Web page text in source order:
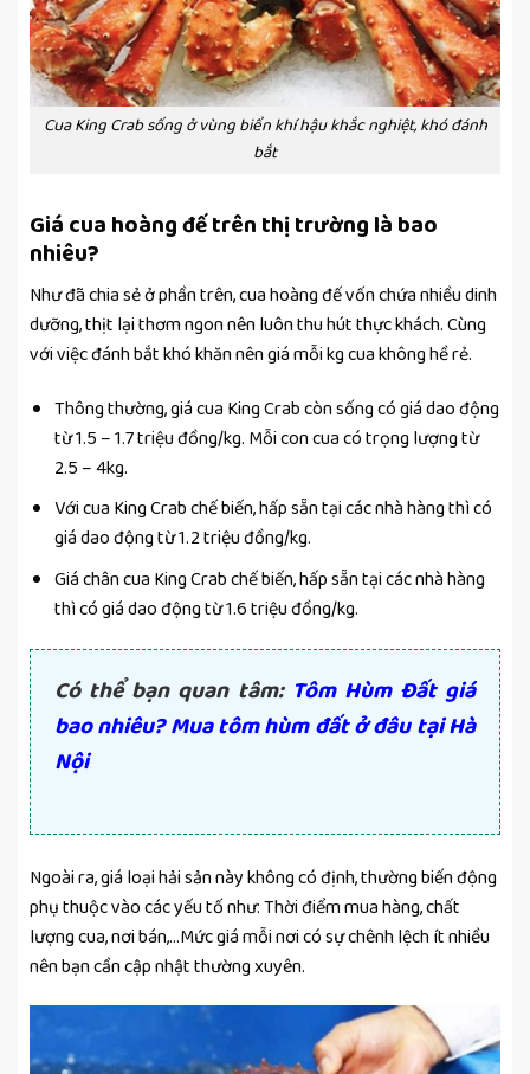
Cua King Crab sống ở vùng biển khí hậu khắc nghiệt, khó đánh
bắt
Giá cua hoàng đế trên thị trường là bao
nhiêu?
Như đã chia sẻ ở phần trên, cua hoàng đế vốn chứa nhiều dinh
dưỡng, thịt lại thơm ngon nên luôn thu hút thực khách. Cùng
với việc đánh bắt khó khăn nên giá mỗi kg cua không hề rẻ.
Thông thường, giá cua King Crab còn sống có giá dao động
từ 1.5 – 1.7 triệu đồng/kg. Mỗi con cua có trọng lượng từ
2.5 – 4kg.
Với cua King Crab chế biến, hấp sẵn tại các nhà hàng thì có
giá dao động từ 1.2 triệu đồng/kg.
Giá chân cua King Crab chế biến, hấp sẵn tại các nhà hàng
thì có giá dao động từ 1.6 triệu đồng/kg.
Có thể bạn quan tâm: Tôm Hùm Đất giá
bao nhiêu? Mua tôm hùm đất ở đâu tại Hà
Nội
Ngoài ra, giá loại hải sản này không có định, thường biến động
phụ thuộc vào các yếu tố như: Thời điểm mua hàng, chất
lượng cua, nơi bán,…Mức giá mỗi nơi có sự chênh lệch ít nhiều
nên bạn cần cập nhật thường xuyên.